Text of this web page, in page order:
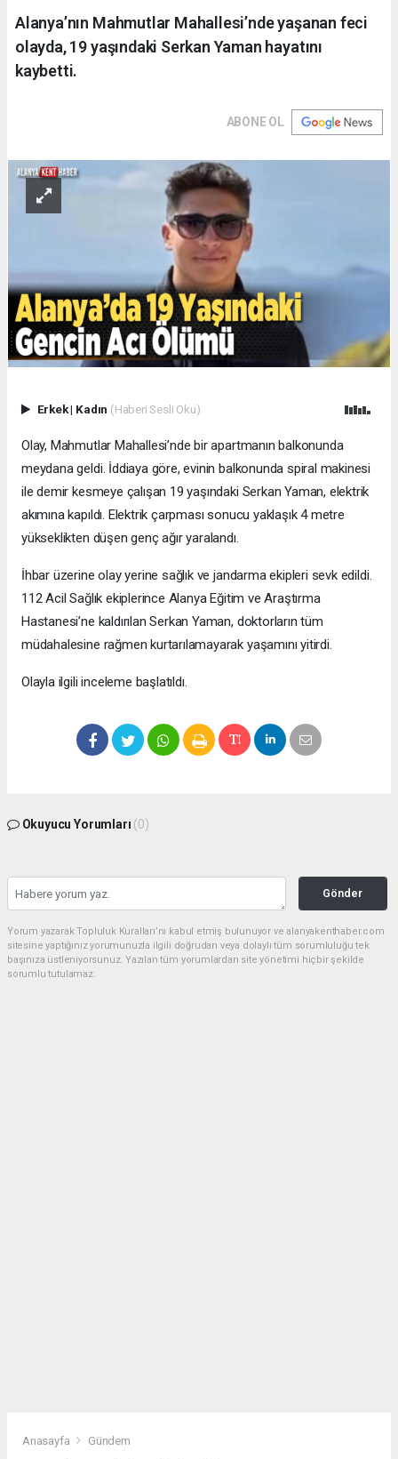
Alanya’nın Mahmutlar Mahallesi’nde yaşanan feci
olayda, 19 yaşındaki Serkan Yaman hayatını
kaybetti.
ABONE OL
Erkek| Kadın (Haberi Sesli Oku)
Olay, Mahmutlar Mahallesi’nde bir apartmanın balkonunda
meydana geldi. İddiaya göre, evinin balkonunda spiral makinesi
ile demir kesmeye çalışan 19 yaşındaki Serkan Yaman, elektrik
akımına kapıldı. Elektrik çarpması sonucu yaklaşık 4 metre
yükseklikten düşen genç ağır yaralandı.
İhbar üzerine olay yerine sağlık ve jandarma ekipleri sevk edildi.
112 Acil Sağlık ekiplerince Alanya Eğitim ve Araştırma
Hastanesi’ne kaldırılan Serkan Yaman, doktorların tüm
müdahalesine rağmen kurtarılamayarak yaşamını yitirdi.
Olayla ilgili inceleme başlatıldı.
Okuyucu Yorumları (0)
Gönder
Yorum yazarak Topluluk Kuralları’nı kabul etmiş bulunuyor ve alanyakenthaber.com
sitesine yaptığınız yorumunuzla ilgili doğrudan veya dolaylı tüm sorumluluğu tek
başınıza üstleniyorsunuz. Yazılan tüm yorumlardan site yönetimi hiçbir şekilde
sorumlu tutulamaz.
Anasayfa Gündem